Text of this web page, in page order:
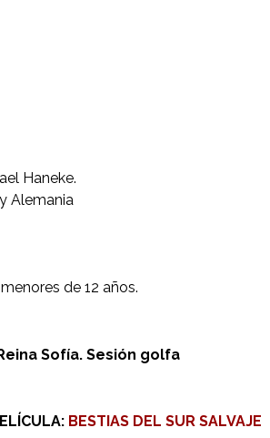
Haneke.
Alemania
de 12 años.
Sofía. Sesión golfa
BESTIAS DEL SUR SALVAJE